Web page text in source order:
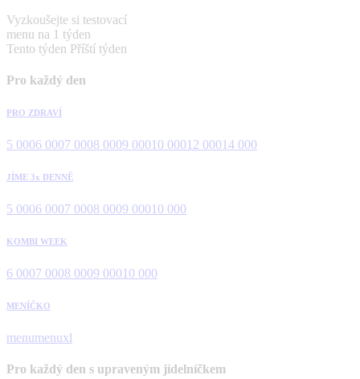
Vyzkoušejte si testovací
menu na 1 týden
Tento týden Příští týden
Pro každý den
PRO ZDRAVÍ
5 0006 0007 0008 0009 00010 00012 00014 000
JÍME 3x DENNĚ
5 0006 0007 0008 0009 00010 000
KOMBI WEEK
6 0007 0008 0009 00010 000
MENÍČKO
menumenuxl
Pro každý den s upraveným jídelníčkem